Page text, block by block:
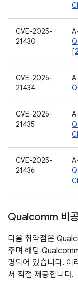
CVE-2025-
21430
[2
CVE-2025-
21434
CVE-2025-
21435
CVE-2025-
21436
Qualcomm 비
다음 취약점은
주며 해당
명되어 있습니다. 이
서 직접 제공합니다.